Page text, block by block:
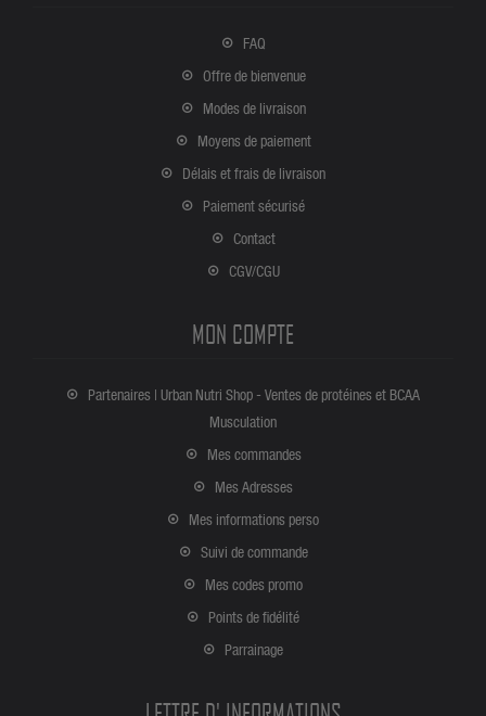
FAQ
Offre de bienvenue
Modes de livraison
Moyens de paiement
Délais et frais de livraison
Paiement sécurisé
Contact
CGV/CGU
MON COMPTE
Partenaires | Urban Nutri Shop - Ventes de protéines et BCAA
Musculation
Mes commandes
Mes Adresses
Mes informations perso
Suivi de commande
Mes codes promo
Points de fidélité
Parrainage